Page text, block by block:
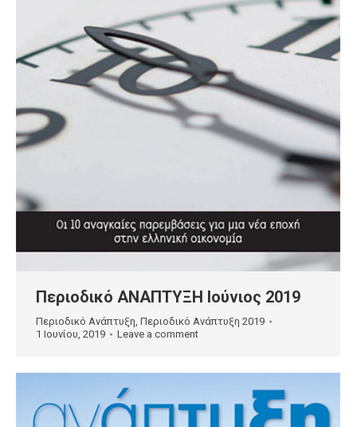
Περιοδικό ΑΝΑΠΤΥΞΗ Ιούνιος 2019
Περιοδικό Ανάπτυξη Περιοδικό Ανάπτυξη 2019
1 Ιουνίου, 2019
Leave a comment